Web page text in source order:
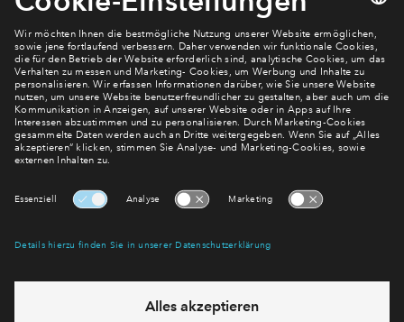
Newsletter Anmeldung
Verpassen Sie zu diesem Wohnprojekt keine Neuigkeiten
mehr! Wir halten Sie auf dem Laufenden – mit unserem
regelmäßig erscheinenden Newsletter informieren wir Sie
Abonnieren